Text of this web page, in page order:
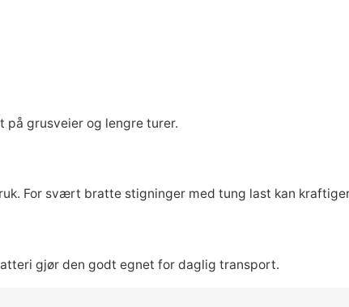
grusveier og lengre turer.
For svært bratte stigninger med tung last kan
gjør den godt egnet for daglig transport.